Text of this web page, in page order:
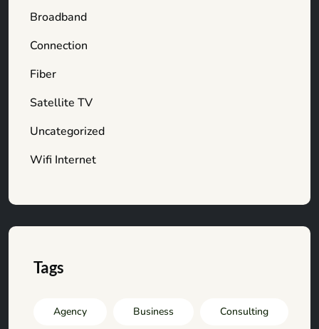
Broadband
Connection
Fiber
Satellite TV
Uncategorized
Wifi Internet
Tags
Agency Business Consulting